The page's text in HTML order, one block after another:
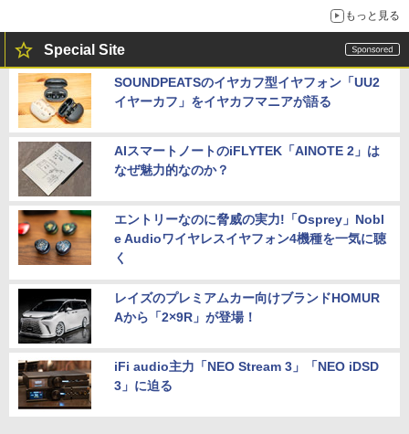
もっと見る
Special Site
SOUNDPEATSのイヤカフ型イヤフォン「UU2
イヤーカフ」をイヤカフマニアが語る
AIスマートノートのiFLYTEK「AINOTE 2」は
なぜ魅力的なのか？
エントリーなのに脅威の実力!「Osprey」Nobl
e Audioワイヤレスイヤフォン4機種を一気に聴
く
レイズのプレミアムカー向けブランドHOMUR
Aから「2×9R」が登場！
iFi audio主力「NEO Stream 3」「NEO iDSD
3」に迫る